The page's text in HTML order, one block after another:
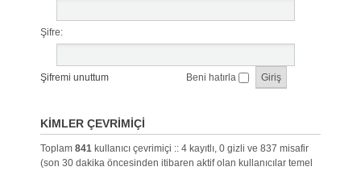
Şifre:
Şifremi unuttum Beni hatırla
KIMLER ÇEVRIMIÇI
Toplam 841kullanıcı çevrimiçi :: 4 kayıtlı, 0 gizli ve 837 misafir
(son 30 dakika öncesinden itibaren aktif olan kullanıcılar temel